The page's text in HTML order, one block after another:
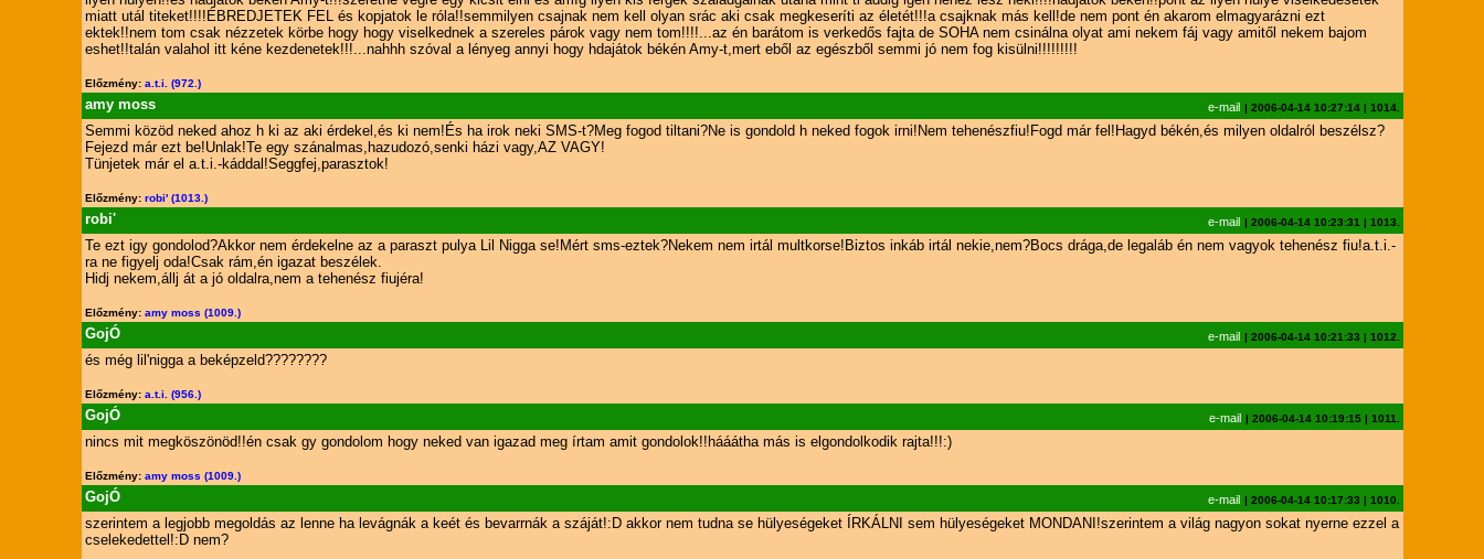
miatt utál titeket!!!!ÉBREDJETEK FEL és kopjatok le róla!!semmilyen csajnak nem kell olyan srác aki csak megkeseríti az életét!!!a csajknak más kell!de nem pont én akarom elmagyarázni ezt
ektek!!nem tom csak nézzetek körbe hogy hogy viselkednek a szereles párok vagy nem tom!!!!...az én barátom is verkedős fajta de SOHA nem csinálna olyat ami nekem fáj vagy amitől nekem bajom
eshet!!talán valahol itt kéne kezdenetek!!!...nahhh szóval a lényeg annyi hogy hdajátok békén Amy-t,mert eből az egészből semmi jó nem fog kisülni!!!!!!!!!
Előzmény: a.t.i. (972.)
amy moss e-mail | 2006-04-14 10:27:14| 1014.
Semmi közöd neked ahoz h ki az aki érdekel,és ki nem!És ha irok neki SMS-t?Meg fogod tiltani?Ne is gondold h neked fogok irni!Nem tehenészfiu!Fogd már fel!Hagyd békén,és milyen oldalról beszélsz?
Fejezd már ezt be!Unlak!Te egy szánalmas,hazudozó,senki házi vagy,AZ VAGY!
Tünjetek már el a.t.i.-káddal!Seggfej,parasztok!
Előzmény: robi' (1013.)
robi' e-mail | 2006-04-14 10:23:31 | 1013.
Te ezt igy gondolod?Akkor nem érdekelne az a paraszt pulya Lil Nigga se!Mért sms-eztek?Nekem nem irtál multkorse!Biztos inkáb irtál nekie,nem?Bocs drága,de legaláb én nem vagyok tehenész fiu!a.t.i.-
ra ne figyelj oda!Csak rám,én igazat beszélek.
Hidj nekem,állj át a jó oldalra,nem a tehenész fiujéra!
Előzmény: amy moss (1009.)
GojÓ e-mail | 2006-04-14 10:21:33 | 1012.
és még lil'nigga a beképzeld????????
Előzmény: a.t.i. (956.)
GojÓ e-mail | 2006-04-14 10:19:15| 1011.
nincs mit megköszönöd!!én csak gy gondolom hogy neked van igazad meg írtam amit gondolok!!hááátha más is elgondolkodik rajta!!!:)
Előzmény: amy moss (1009.)
GojÓ e-mail | 2006-04-14 10:17:33 | 1010.
szerintem a legjobb megoldás az lenne ha levágnák a keét és bevarrnák a száját!:D akkor nem tudna se hülyeségeket ÍRKÁLNI sem hülyeségeket MONDANI!szerintem a világ nagyon sokat nyerne ezzel a
cselekedettel!:D nem?